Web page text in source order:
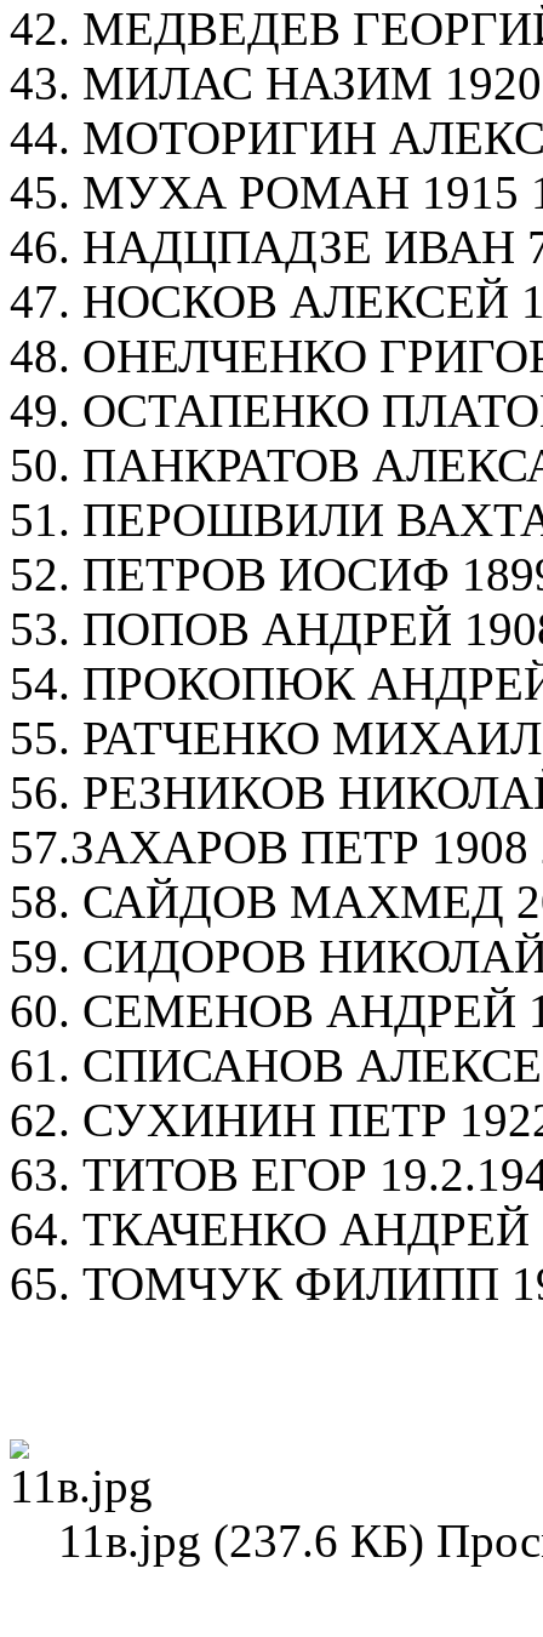
42. МЕДВЕДЕВ ГЕОРГИЙ
43. МИЛАС НАЗИМ 1920
44. МОТОРИГИН
45. МУХА РОМАН 1915
46. НАДЦПАДЗЕ ИВАН
47. НОСКОВ АЛЕКСЕЙ
48. ОНЕЛЧЕНКО
49. ОСТАПЕНКО
50. ПАНКРАТОВ
51. ПЕРОШВИЛИ
52. ПЕТРОВ ИОСИФ
53. ПОПОВ АНДРЕЙ
54. ПРОКОПЮК АНДРЕЙ
55. РАТЧЕНКО МИХАИЛ
56. РЕЗНИКОВ НИКОЛАЙ
57.ЗАХАРОВ ПЕТР 1908
58. САЙДОВ МАХМЕД
59. СИДОРОВ НИКОЛАЙ
60. СЕМЕНОВ АНДРЕЙ
61. СПИСАНОВ
62. СУХИНИН ПЕТР
63. ТИТОВ ЕГОР
64. ТКАЧЕНКО АНДРЕЙ
65. ТОМЧУК ФИЛИПП
11в.jpg (237.6 КБ)